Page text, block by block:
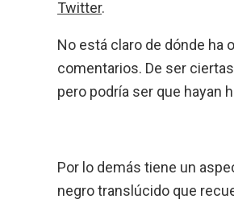
Twitter.
No está claro de dónde ha
comentarios. De ser
pero podría ser que hayan
Por lo demás tiene un
negro translúcido que